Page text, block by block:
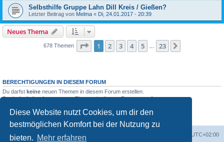
Diese Website nutzt Cookies, um dir den
bestmöglichen Komfort bei der Nutzung zu
bieten. Mehr erfahren
Selbsthilfe Gruppe Lahn Dill Kreis / Gießen?
Letzter Beitrag von Melma « Di, 24.01.2017 - 20:39
Neues Thema
678 Themen Seite 1von 23
1 2 3 4 5 23
BERECHTIGUNGEN IN DIESEM FORUM
Du darfst keine neuen Themen in diesem Forum erstellen.
Du darfstkeineAntworten zu Themen in diesem Forum erstellen.
Du darfst deine Beiträge in diesem Forumnicht löschen.
Foren-Übersicht UTC+02:00